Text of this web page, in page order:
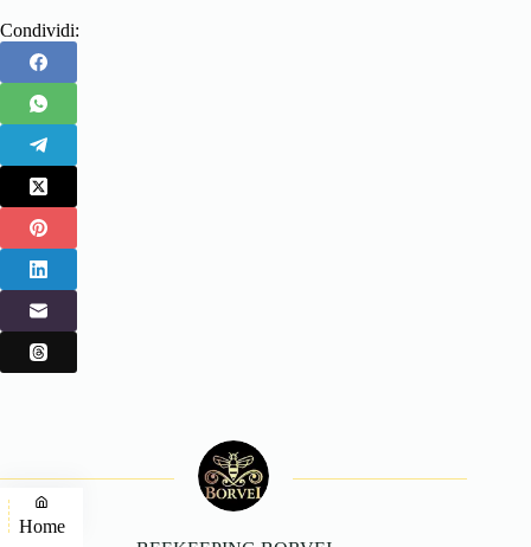
Condividi:
Home